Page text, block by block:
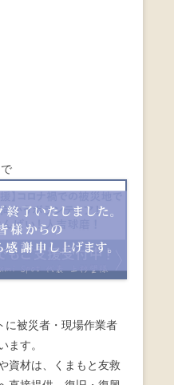
被災者・現場作業者
ます。
資材は、くまもと友救